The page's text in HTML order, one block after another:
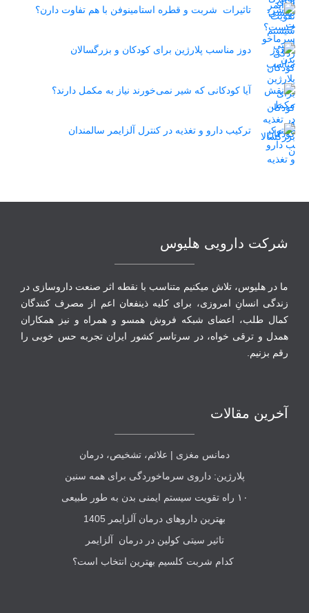
تاثیرات شربت و قطره استامینوفن با هم تفاوت دارن؟
دوز مناسب پلارژین برای کودکان و بزرگسالان
آیا کودکانی که شیر نمی‌خورند نیاز به مکمل دارند؟
ترکیب دارو و تغذیه در کنترل آلزایمر سالمندان
شرکت دارویی هلیوس
ما در هلیوس، تلاش می‏کنیم متناسب با نقطه‏ اثر صنعت داروسازی در
زندگی انسانِ امروزی، برای کلیه ذینفعان اعم از مصرف‏ کنندگان
‏کمال طلب، اعضای شبکه فروش همسو و همراه و نیز همکاران
همدل و ترقی‏ خواه، در سرتاسر کشور ایران تجربه حس خوبی را
رقم بزنیم.
آخرین مقالات
دمانس مغزی | علائم، تشخیص، درمان
پلارژین: داروی سرماخوردگی برای همه سنین
۱۰ راه تقویت سیستم ایمنی بدن به طور طبیعی
بهترین داروهای درمان آلزایمر 1405
تاثیر سیتی کولین در درمان آلزایمر
کدام شربت کلسیم بهترین انتخاب است؟